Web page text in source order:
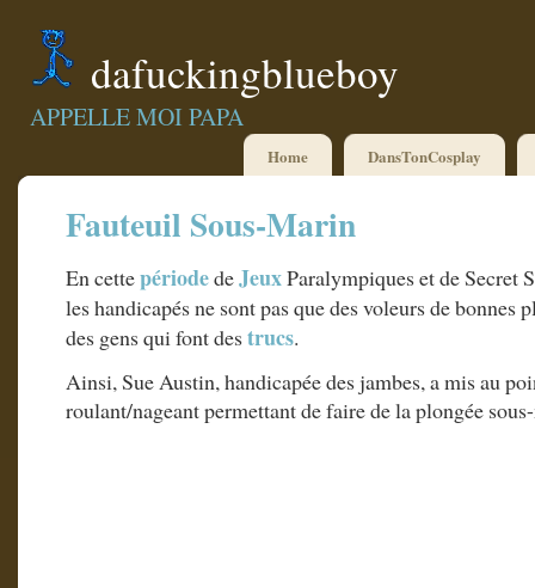
dafuckingblueboy
APPELLE MOI PAPA
Home DansTonCosplay
Fauteuil Sous-Marin
En cettepériodedeJeuxParalympiques et de Secret
les handicapés ne sont pas que des voleurs de bonnes
des gens qui font destrucs.
Ainsi, Sue Austin, handicapée des jambes, a mis au
roulant/nageant permettant de faire de la plongée